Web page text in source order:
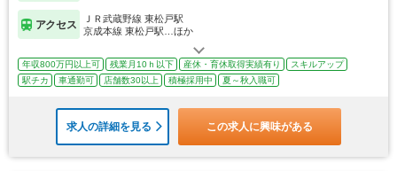
アクセス
ＪＲ武蔵野線 東松戸駅
京成本線 東松戸駅…ほか
年収800万円以上可 残業月10ｈ以下 産休・育休取得実績有り
スキルアップ
駅チカ
車通勤可 店舗数30以上 積極採用中 夏～秋入職可
求人の詳細を見る この求人に興味がある